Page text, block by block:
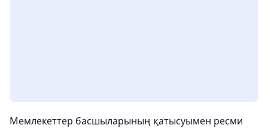
Мемлекеттер басшыларының қатысуымен ресми